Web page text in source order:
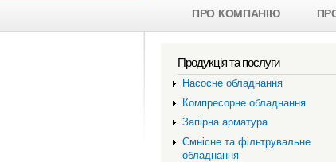
main-menu-ukr
ПРО КОМПАНІЮ
Продукція та послуги
Насосне обладнання
Компресорне обладнання
Запірна арматура
Ємнісне та фільтрувальне
обладнання